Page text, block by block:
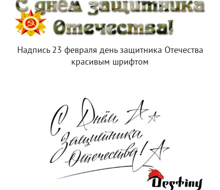
Надпись 23 февраля день защитника Отечества
красивым шрифтом